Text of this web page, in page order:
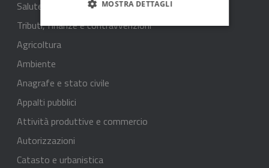
Salute, benessere e assistenza
Tributi, finanze e contravvenzioni
Agricoltura
Ambiente
Anagrafe e stato civile
Appalti pubblici
Attività produttive e commercio
Autorizzazioni
Catasto e urbanistica
MOSTRA DETTAGLI